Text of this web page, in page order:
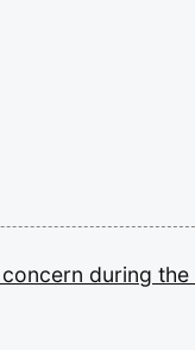
concern during the